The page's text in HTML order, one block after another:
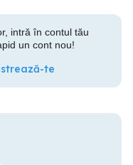
intră în contul tău
un cont nou!
te